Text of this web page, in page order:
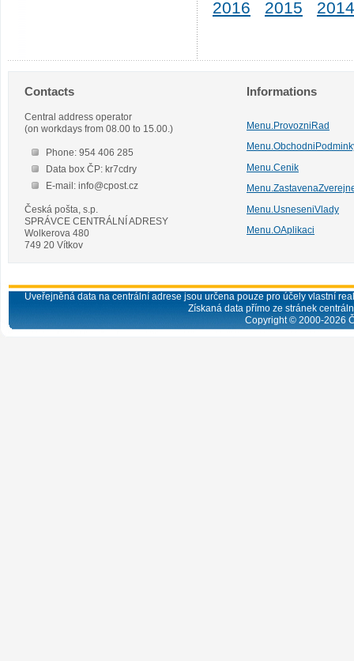
2016
2015 2014
Contacts
Central address operator
(on workdays from 08.00 to 15.00.)
Phone: 954 406 285
Data box ČP: kr7cdry
E-mail: info@cpost.cz
Česká pošta, s.p.
SPRÁVCE CENTRÁLNÍ ADRESY
Wolkerova 480
749 20 Vítkov
Informations
Menu.ProvozniRad
Menu.Cenik
Menu.UsneseniVlady
Menu.OAplikaci
Uveřejněná data na centrální adrese jsou určena pouze pro účely vlastní
Získaná data přímo ze stránek
Copyright © 2000-2026